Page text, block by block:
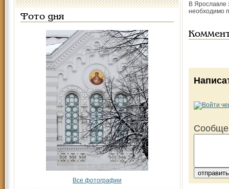
Фото дня
Все фотографии
В Ярославле
необходимо